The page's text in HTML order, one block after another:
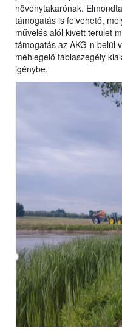
növénytakarónak.
támogatás is felvehető,
művelés alól kivett terület
támogatás az AKG-n belül
méhlegelő táblaszegély
igénybe.